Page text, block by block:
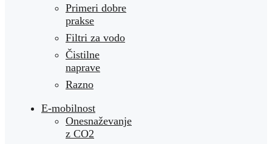
Primeri dobre
prakse
Filtri za vodo
Čistilne
naprave
Razno
E-mobilnost
Onesnaževanje
z CO2